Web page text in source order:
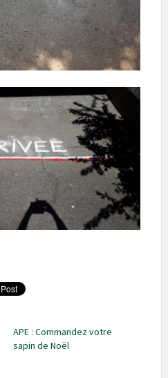
APE : Commandez votre
sapin de Noël